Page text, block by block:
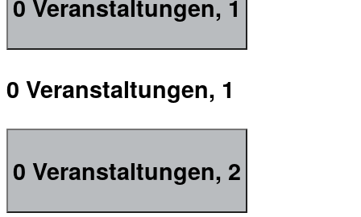
0 Veranstaltungen, 1
0 Veranstaltungen, 1
0 Veranstaltungen, 2